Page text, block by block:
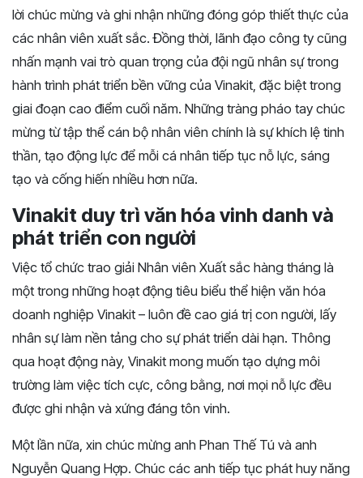
lời chúc mừng và ghi nhận những đóng góp thiết thực của
các nhân viên xuất sắc. Đồng thời, lãnh đạo công ty cũng
nhấn mạnh vai trò quan trọng của đội ngũ nhân sự trong
hành trình phát triển bền vững của Vinakit, đặc biệt trong
giai đoạn cao điểm cuối năm. Những tràng pháo tay chúc
mừng từ tập thể cán bộ nhân viên chính là sự khích lệ tinh
thần, tạo động lực để mỗi cá nhân tiếp tục nỗ lực, sáng
tạo và cống hiến nhiều hơn nữa.
Vinakit duy trì văn hóa vinh danh và
phát triển con người
Việc tổ chức trao giải Nhân viên Xuất sắc hàng tháng là
một trong những hoạt động tiêu biểu thể hiện văn hóa
doanh nghiệp Vinakit – luôn đề cao giá trị con người, lấy
nhân sự làm nền tảng cho sự phát triển dài hạn. Thông
qua hoạt động này, Vinakit mong muốn tạo dựng môi
trường làm việc tích cực, công bằng, nơi mọi nỗ lực đều
được ghi nhận và xứng đáng tôn vinh.
Một lần nữa, xin chúc mừng anh Phan Thế Tú và anh
Nguyễn Quang Hợp. Chúc các anh tiếp tục phát huy năng